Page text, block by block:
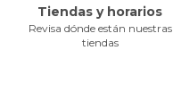
Tiendas y horarios
Revisa dónde están nuestras
tiendas